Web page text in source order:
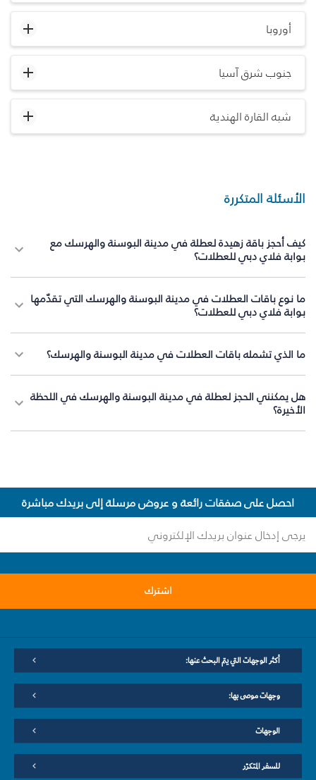
أوروبا
جنوب شرق آسيا
شبه القارة الهندية
الأسئلة المتكررة
كيف أحجز باقة زهيدة لعطلة في مدينة البوسنة والهرسك مع
بوابة فلاي دبي للعطلات؟
ما نوع باقات العطلات في مدينة البوسنة والهرسك التي تقدّمها
بوابة فلاي دبي للعطلات؟
ما الذي تشمله باقات العطلات في مدينة البوسنة والهرسك؟
هل يمكنني الحجز لعطلة في مدينة البوسنة والهرسك في اللحظة
الأخيرة؟
احصل على صفقات رائعة و عروض مرسلة إلى بريدك مباشرة
اشترك
أكثر الوجهات التي يتم البحث عنها:
وجهات موصى بها:
الوجهات
للسفر المتكرّر